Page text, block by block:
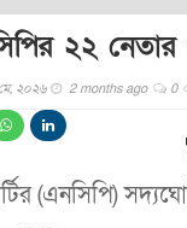
২২ নেতার
২০২৬ 2 months ago 0
(এনসিপি)